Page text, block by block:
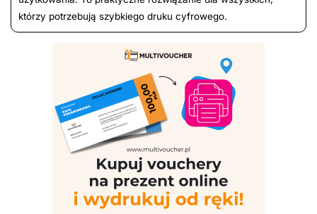
którzy potrzebują szybkiego druku cyfrowego.